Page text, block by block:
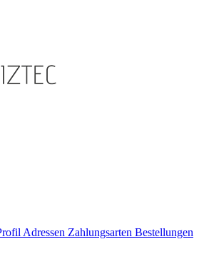
Adressen Zahlungsarten Bestellungen